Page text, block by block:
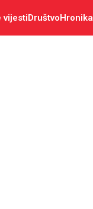
vijestiDruštvoHronika